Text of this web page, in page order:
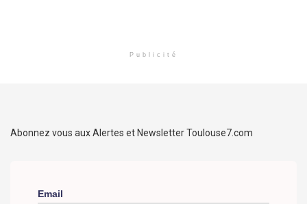
Publicité
Abonnez vous aux Alertes et Newsletter Toulouse7.com
Email